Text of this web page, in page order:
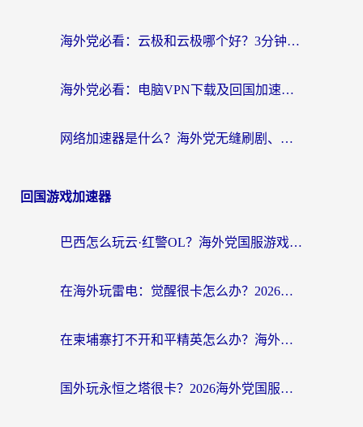
海外党必看：云极和云极哪个好？3分钟选对回国加速器，无缝访问国内资源
海外党必看：电脑VPN下载及回国加速器选择指南——无缝访问国内资源不再难
网络加速器是什么？海外党无缝刷剧、看NBA的实用指南
回国游戏加速器
巴西怎么玩云·红警OL？海外党国服游戏加速终极攻略（附非洲逆水寒&天下山海低延迟技巧）
在海外玩雷电：觉醒很卡怎么办？2026终极指南帮你告别延迟与卡顿
在柬埔寨打不开和平精英怎么办？海外党必看的国服游戏加速终极指南
国外玩永恒之塔很卡？2026海外党国服游戏加速器终极指南（附街头篮球坦克世界实测）